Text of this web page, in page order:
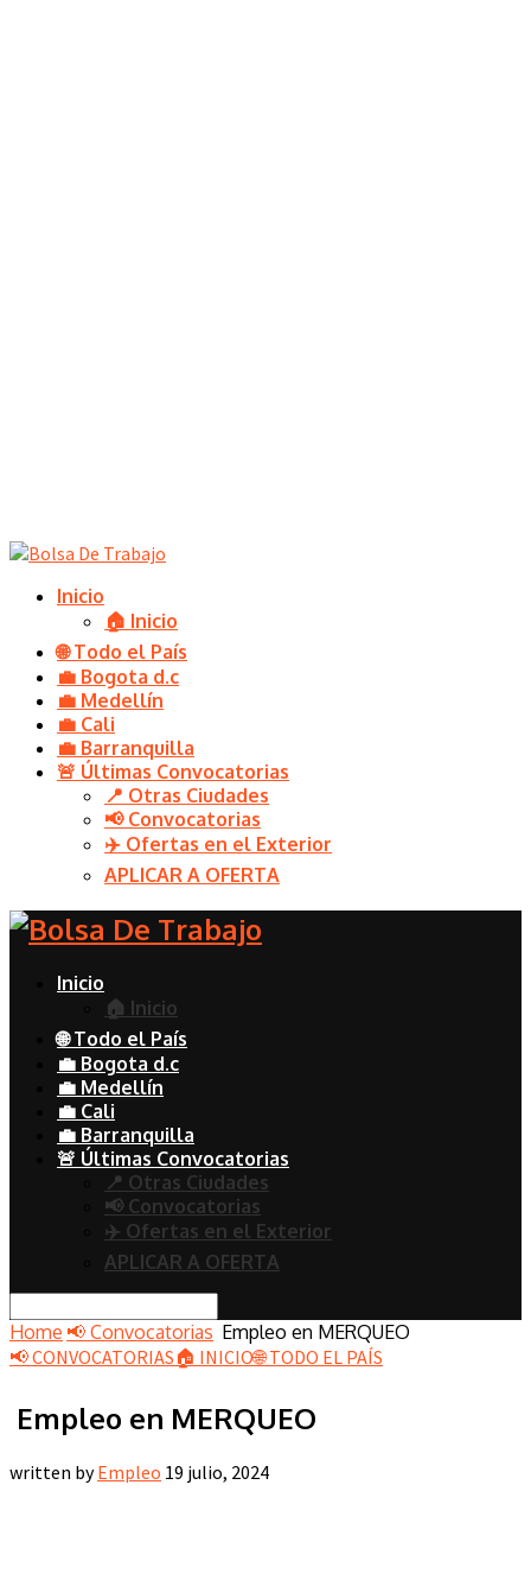
Inicio
🏠 Inicio
🌐 Todo el País
💼 Bogota d.c
💼 Medellín
💼 Cali
💼 Barranquilla
🚨 Últimas Convocatorias
📍 Otras Ciudades
📢 Convocatorias
✈️ Ofertas en el Exterior
APLICAR A OFERTA
Inicio
🏠 Inicio
🌐 Todo el País
💼 Bogota d.c
💼 Medellín
💼 Cali
💼 Barranquilla
🚨 Últimas Convocatorias
📍 Otras Ciudades
📢 Convocatorias
✈️ Ofertas en el Exterior
APLICAR A OFERTA
Home 📢 Convocatorias Empleo en MERQUEO
📢 CONVOCATORIAS 🏠 INICIO🌐 TODO EL PAÍS
Empleo en MERQUEO
written byEmpleo 19 julio, 2024